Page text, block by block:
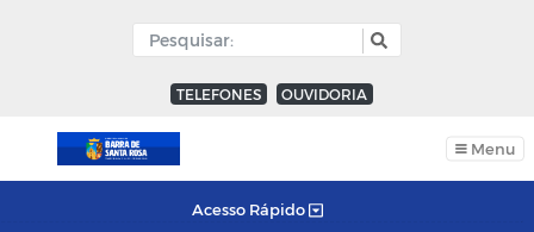
TELEFONES OUVIDORIA
Menu
Acesso Rápido